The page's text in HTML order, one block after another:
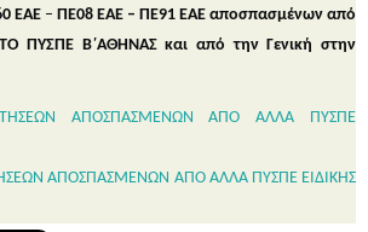
ΕΑΕ – ΠΕ08 ΕΑΕ – ΠΕ91 ΕΑΕ αποσπασμένων από
ΠΥΣΠΕ Β΄ΑΘΗΝΑΣ και από την Γενική στην
ΑΠΟΣΠΑΣΜΕΝΩΝ ΑΠΟ ΑΛΛΑ ΠΥΣΠΕ
ΑΠΟΣΠΑΣΜΕΝΩΝ ΑΠΟ ΑΛΛΑ ΠΥΣΠΕ ΕΙΔΙΚΗΣ